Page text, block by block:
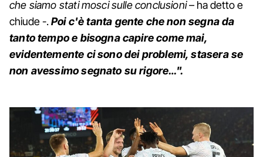
che siamo stati mosci sulle conclusioni– ha detto e
chiude -.Poi c'è tanta gente che non segna da
tanto tempo e bisogna capire come mai,
evidentemente ci sono dei problemi, stasera se
non avessimo segnato su rigore…".